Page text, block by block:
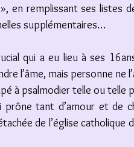
en remplissant ses listes
supplémentaires…
qui a eu lieu à ses
l’âme, mais personne ne
à psalmodier telle ou telle
tant d’amour et de
de l’église catholique